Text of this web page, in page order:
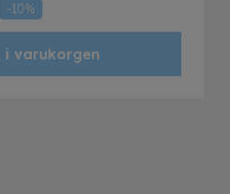
-10%
i varukorgen